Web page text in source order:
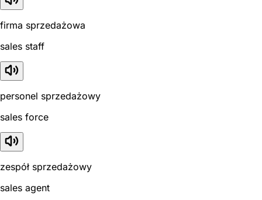
firma sprzedażowa
sales staff
personel sprzedażowy
sales force
zespół sprzedażowy
sales agent